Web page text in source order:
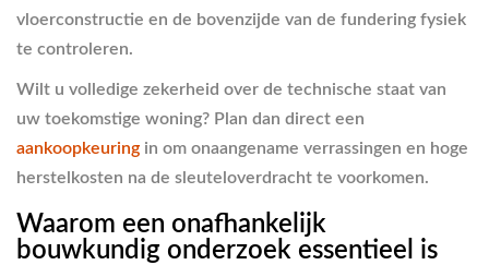
vloerconstructie en de bovenzijde van de fundering fysiek
te controleren.
Wilt u volledige zekerheid over de technische staat van
uw toekomstige woning? Plan dan direct een
aankoopkeuring in om onaangename verrassingen en hoge
herstelkosten na de sleuteloverdracht te voorkomen.
Waarom een onafhankelijk
bouwkundig onderzoek essentieel is